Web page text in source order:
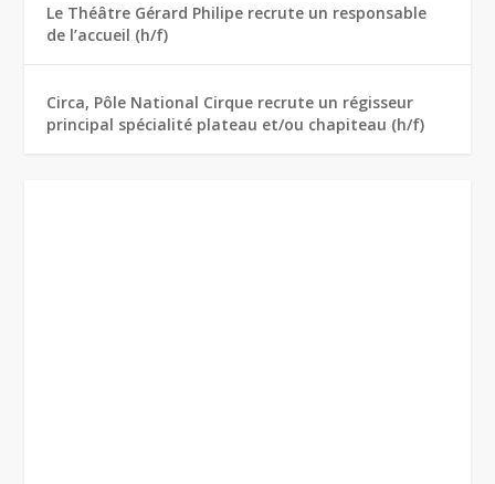
Le Théâtre Gérard Philipe recrute un responsable
de l’accueil (h/f)
Circa, Pôle National Cirque recrute un régisseur
principal spécialité plateau et/ou chapiteau (h/f)